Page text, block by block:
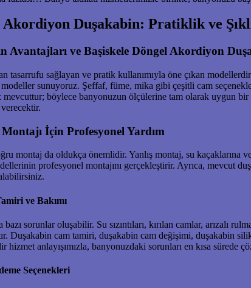
Duşakabin: Pratiklik ve
Avantajları ve Başiskele Döngel Akordiyon
tasarrufu sağlayan ve pratik kullanımıyla öne çıkan
sunuyoruz. Şeffaf, füme, mika gibi çeşitli cam
böylece banyonuzun ölçülerine tam olarak uygun
İçin Profesyonel Yardım
montaj da oldukça önemlidir. Yanlış montaj, su
profesyonel montajını gerçekleştirir. Ayrıca,
ve Bakımı
sorunlar oluşabilir. Su sızıntıları, kırılan camlar, arızalı
Duşakabin cam tamiri, duşakabin cam değişimi, duşakabin
hizmet anlayışımızla, banyonuzdaki sorunları en kısa sürede
Seçenekleri